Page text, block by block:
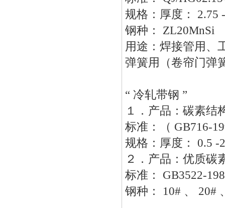
规格：厚度：
2.75
钢种：
ZL20MnSi
用途：焊接管用、
弹簧用（卷帘门弹
“ 冷轧带钢 ”
１．产品：碳素结
标准：（ GB716-
规格：厚度：
0.5 -
２．产品：优质碳
标准：
GB3522-
钢种：
10# 、 20#